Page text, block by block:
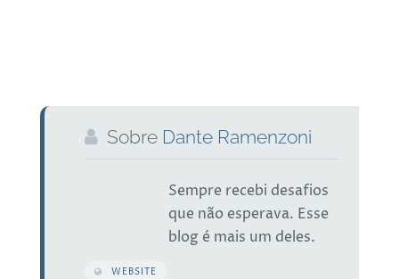
Sobre Dante Ramenzoni
Sempre recebi desafios
que não esperava. Esse
blog é mais um deles.
WEBSITE